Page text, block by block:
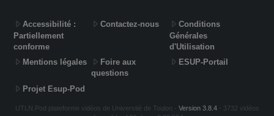
Accessibilité :
Partiellement
conforme
Contactez-nous
Conditions
Générales
d'Utilisation
Mentions légales
Foire aux
questions
ESUP-Portail
Projet Esup-Pod
UTLN.Pod plateforme vidéos de Universtié de Toulon - Version 3.8.4- 3732 vidéos